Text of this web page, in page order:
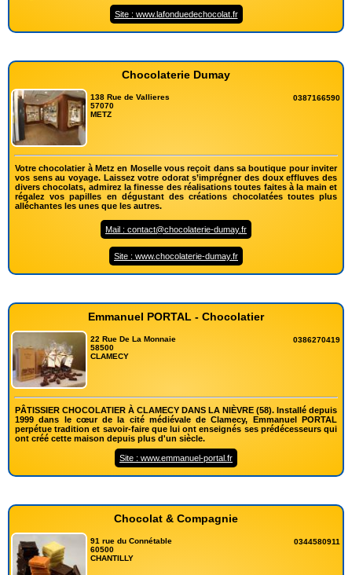
Site : www.lafonduedechocolat.fr
Chocolaterie Dumay
138 Rue de Vallieres
57070
METZ
0387166590
Votre chocolatier à Metz en Moselle vous reçoit dans sa boutique pour inviter
vos sens au voyage. Laissez votre odorat s’imprégner des doux effluves des
divers chocolats, admirez la finesse des réalisations toutes faites à la main et
régalez vos papilles en dégustant des créations chocolatées toutes plus
alléchantes les unes que les autres.
Mail : contact@chocolaterie-dumay.fr
Site : www.chocolaterie-dumay.fr
Emmanuel PORTAL - Chocolatier
22 Rue De La Monnaie
58500
CLAMECY
0386270419
PÂTISSIER CHOCOLATIER À CLAMECY DANS LA NIÈVRE (58). Installé depuis
1999 dans le cœur de la cité médiévale de Clamecy, Emmanuel PORTAL
perpétue tradition et savoir-faire que lui ont enseignés ses prédécesseurs qui
ont créé cette maison depuis plus d'un siècle.
Site : www.emmanuel-portal.fr
Chocolat & Compagnie
91 rue du Connétable
60500
CHANTILLY
0344580911